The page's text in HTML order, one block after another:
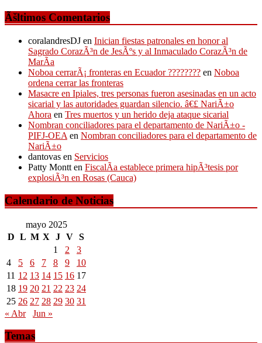
Ãšltimos Comentarios
coralandresDJ en Inician fiestas patronales en honor al
Sagrado CorazÃ³n de JesÃºs y al Inmaculado CorazÃ³n de
MarÃ­a
Noboa cerrarÃ¡ fronteras en Ecuador ???????? en Noboa
ordena cerrar las fronteras
Masacre en Ipiales, tres personas fueron asesinadas en un acto
sicarial y las autoridades guardan silencio. â€£ NariÃ±o
Ahora en Tres muertos y un herido deja ataque sicarial
Nombran conciliadores para el departamento de NariÃ±o -
PIFJ-OEA en Nombran conciliadores para el departamento de
NariÃ±o
dantovas en Servicios
Patty Montt en FiscalÃ­a establece primera hipÃ³tesis por
explosiÃ³n en Rosas (Cauca)
Calendario de Noticias
mayo 2025
D L M X J V S
1
2
3
4
5 6 7 8 9
10
11 12 13 14 15 16 17
18 19 20 21 22 23 24
25 26 27 28 29 30 31
« Abr
Jun »
Temas